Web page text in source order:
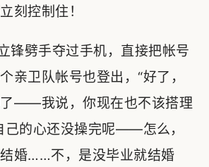
刻控制住！
锋劈手夺过手机，直接把帐号
亲卫队帐号也登出，“好了，
——我说，你现在也不该搭理
己的心还没操完呢——怎么，
婚……不，是没毕业就结婚